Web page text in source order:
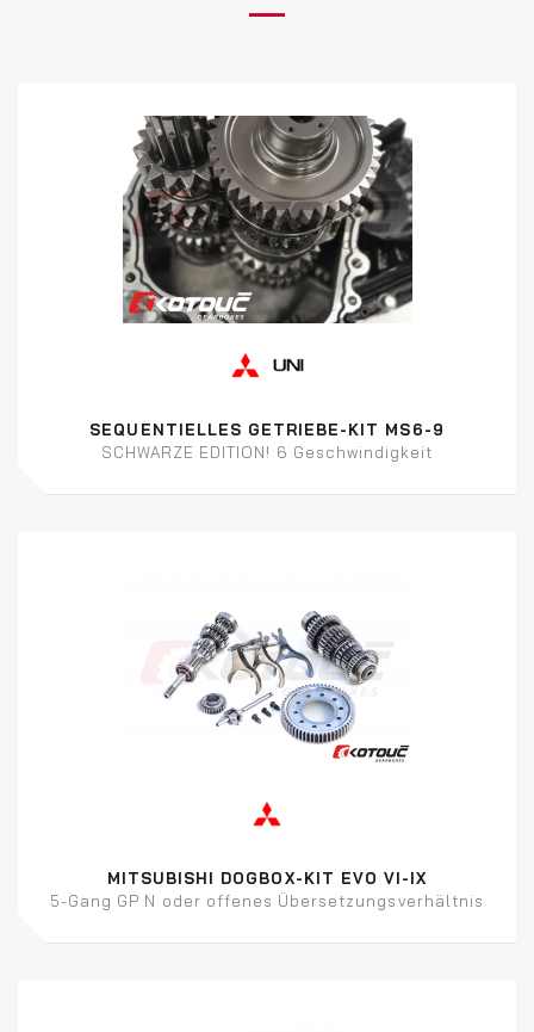
SEQUENTIELLES GETRIEBE-KIT MS6-9
SCHWARZE EDITION! 6 Geschwindigkeit
MITSUBISHI DOGBOX-KIT EVO VI-IX
5-Gang GP N oder offenes Übersetzungsverhältnis